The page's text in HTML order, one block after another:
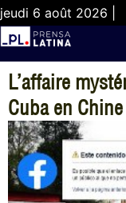
jeudi 6 août 2026 |
L’affaire
Cuba en